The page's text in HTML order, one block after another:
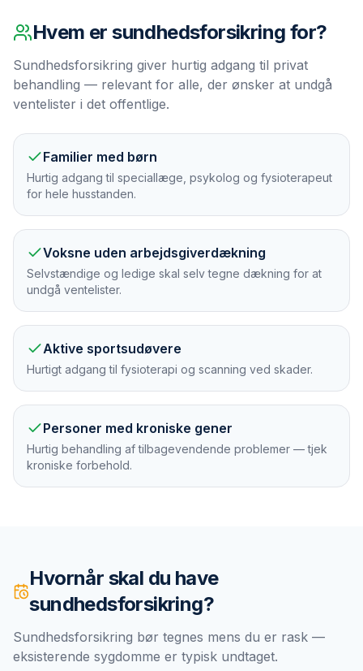
Hvem ersundhedsforsikring for?
Sundhedsforsikring giver hurtig adgang til privat
behandling — relevant for alle, der ønsker at undgå
ventelister i det offentlige.
Familier med børn
Hurtig adgang til speciallæge, psykolog og fysioterapeut
for hele husstanden.
Voksne uden arbejdsgiverdækning
Selvstændige og ledige skal selv tegne dækning for at
undgå ventelister.
Aktive sportsudøvere
Hurtigt adgang til fysioterapi og scanning ved skader.
Personer med kroniske gener
Hurtig behandling af tilbagevendende problemer — tjek
kroniske forbehold.
Hvornår skal du have
sundhedsforsikring?
Sundhedsforsikring bør tegnes mens du er rask —
eksisterende sygdomme er typisk undtaget.